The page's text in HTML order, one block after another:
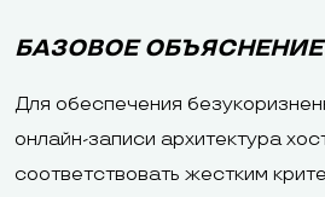
БАЗОВОЕ
Для обеспечения
онлайн-записи архитектура
соответствовать жестким